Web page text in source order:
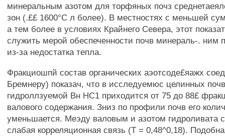
минеральным азотом для торфяных почз
зон (.££ 1600°С л более). В местностях с меньшей
а тем более в условиях Крайнего Севера, этот
служить мерой обеспеченности почв минераль-. ним
из-за недостатка тепла.
Фракциошпй состав органических аэотсоде£яажх
Бремнеру) показач, что в исследуемюс целинных
гидроллзуемой Вн НС1 приходится от 75 до 88£
валового содержания. Зниз по профили почв его
уменьшается. Меэду валовым и азотом гидроливата
слабая корреляционная связь (Т = 0,48^0,18).